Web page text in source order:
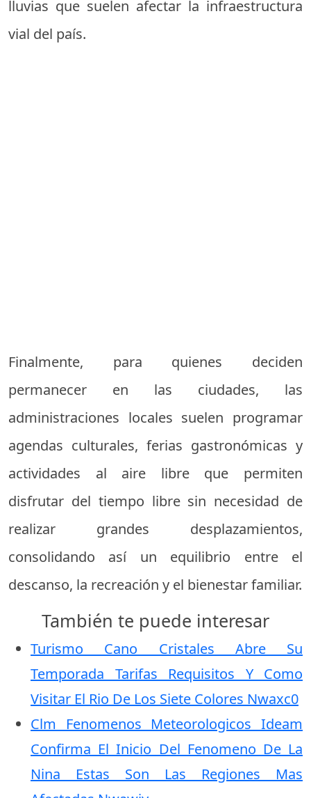
lluvias que suelen afectar la infraestructura
vial del país.
Finalmente, para quienes deciden
permanecer en las ciudades, las
administraciones locales suelen programar
agendas culturales, ferias gastronómicas y
actividades al aire libre que permiten
disfrutar del tiempo libre sin necesidad de
realizar grandes desplazamientos,
consolidando así un equilibrio entre el
descanso, la recreación y el bienestar familiar.
También te puede interesar
Turismo Cano Cristales Abre Su
Temporada Tarifas Requisitos Y Como
Visitar El Rio De Los Siete Colores Nwaxc0
Clm Fenomenos Meteorologicos Ideam
Confirma El Inicio Del Fenomeno De La
Nina Estas Son Las Regiones Mas